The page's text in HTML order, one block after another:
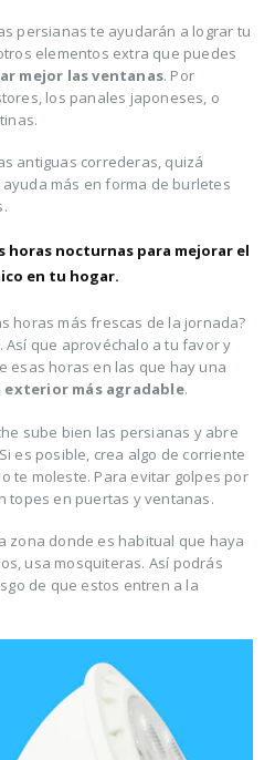
persianas te ayudarán a lograr tu
elementos extra que puedes
mejor las ventanas. Por
los panales japoneses, o
antiguas correderas, quizá
más en forma de burletes
horas nocturnas para mejorar el
en tu hogar.
horas más frescas de la jornada?
Así que aprovéchalo a tu favor y
esas horas en las que hay una
más agradable.
sube bien las persianas y abre
es posible, crea algo de corriente
te moleste. Para evitar golpes por
topes en puertas y ventanas.
zona donde es habitual que haya
usa mosquiteras. Así podrás
de que estos entren a la